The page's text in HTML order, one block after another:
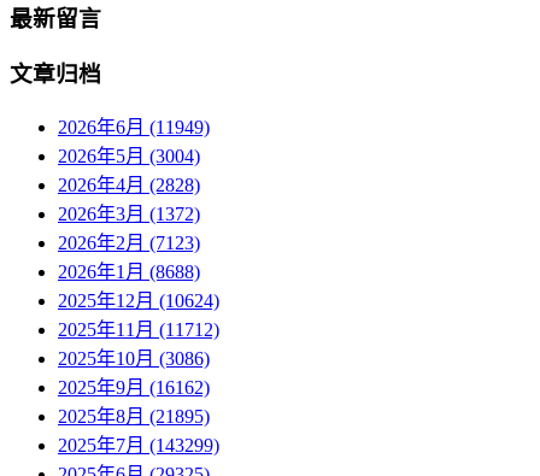
最新留言
文章归档
2026年6月 (11949)
2026年5月 (3004)
2026年4月 (2828)
2026年3月 (1372)
2026年2月 (7123)
2026年1月 (8688)
2025年12月 (10624)
2025年11月 (11712)
2025年10月 (3086)
2025年9月 (16162)
2025年8月 (21895)
2025年7月 (143299)